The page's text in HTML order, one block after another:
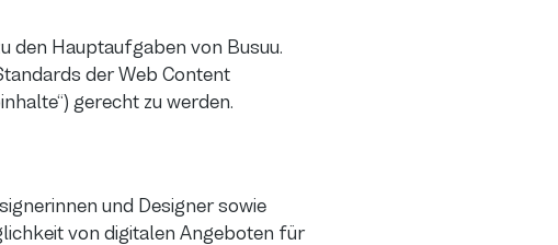
den Hauptaufgaben von Busuu.
der Web Content
gerecht zu werden.
und Designer sowie
von digitalen Angeboten für